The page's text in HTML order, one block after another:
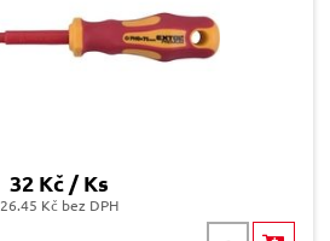
32 Kč / Ks
26.45 Kč bez DPH